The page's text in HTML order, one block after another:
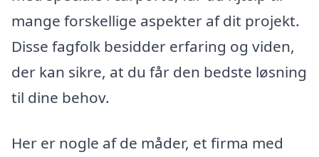
mange forskellige aspekter af dit projekt.
Disse fagfolk besidder erfaring og viden,
der kan sikre, at du får den bedste løsning
til dine behov.
Her er nogle af de måder, et firma med